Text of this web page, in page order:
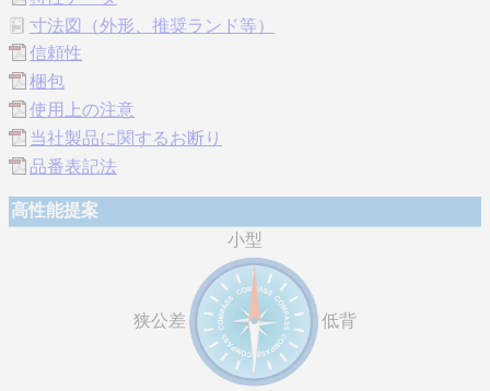
寸法図（外形、推奨ランド等）
信頼性
梱包
使用上の注意
当社製品に関するお断り
品番表記法
高性能提案
小型
狭公差 低背